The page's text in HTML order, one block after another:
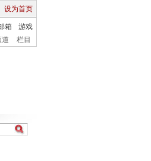
设为首页
箱
游戏
道 栏目